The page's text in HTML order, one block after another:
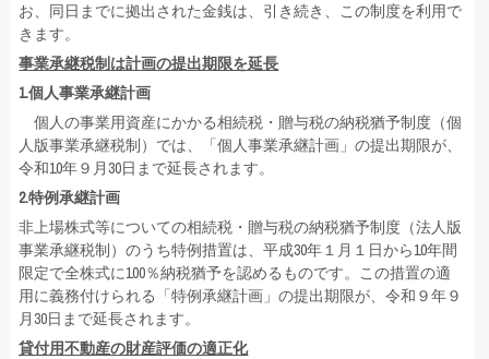
お、同日までに拠出された金銭は、引き続き、この制度を利用で
きます。
事業承継税制は計画の提出期限を延長
1.個人事業承継計画
個人の事業用資産にかかる相続税・贈与税の納税猶予制度（個
人版事業承継税制）では、「個人事業承継計画」の提出期限が、
令和10年９月30日まで延長されます。
2.特例承継計画
非上場株式等についての相続税・贈与税の納税猶予制度（法人版
事業承継税制）のうち特例措置は、平成30年１月１日から10年間
限定で全株式に100％納税猶予を認めるものです。この措置の適
用に義務付けられる「特例承継計画」の提出期限が、令和９年９
月30日まで延長されます。
貸付用不動産の財産評価の適正化